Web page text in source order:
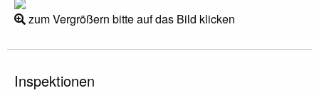
zum Vergrößern bitte auf das Bild klicken
Inspektionen